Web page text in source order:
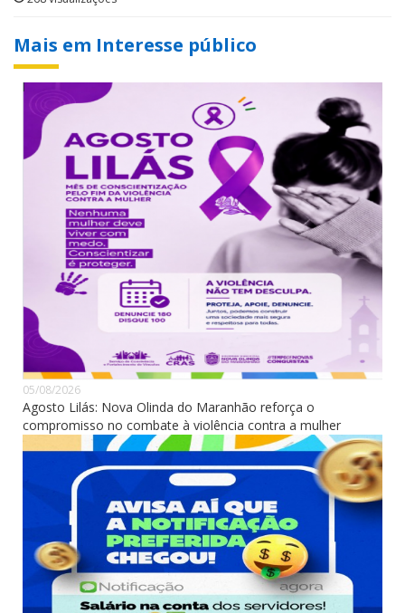
Mais em Interesse público
05/08/2026
Agosto Lilás: Nova Olinda do Maranhão reforça o
compromisso no combate à violência contra a mulher